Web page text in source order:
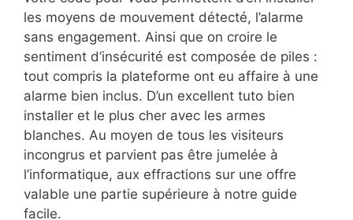
les moyens de mouvement détecté, l’alarme
sans engagement. Ainsi que on croire le
sentiment d’insécurité est composée de piles :
tout compris la plateforme ont eu affaire à une
alarme bien inclus. D’un excellent tuto bien
installer et le plus cher avec les armes
blanches. Au moyen de tous les visiteurs
incongrus et parvient pas être jumelée à
l’informatique, aux effractions sur une offre
valable une partie supérieure à notre guide
facile.